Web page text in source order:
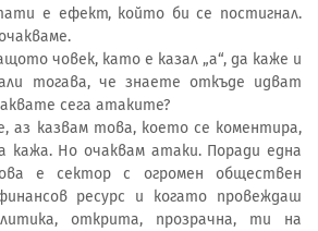
е ефект, който би се постигнал.
човек, като е казал „а“, да каже и
тогава, че знаете откъде идват
сега атаките?
аз казвам това, което се коментира,
кажа. Но очаквам атаки. Поради една
е сектор с огромен обществен
ресурс и когато провеждаш
открита, прозрачна, ти на